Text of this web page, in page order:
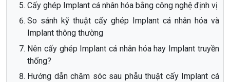
Cấy ghép Implant cá nhân hóa bằng công nghệ định vị
So sánh kỹ thuật cấy ghép Implant cá nhân hóa và
Implant thông thường
Nên cấy ghép Implant cá nhân hóa hay Implant truyền
thống?
Hướng dẫn chăm sóc sau phẫu thuật cấy Implant cá